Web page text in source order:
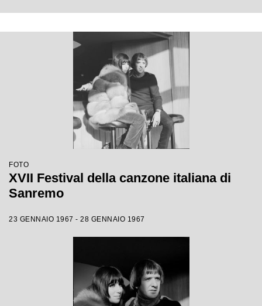
FOTO
XVII Festival della canzone italiana di
Sanremo
23 GENNAIO 1967 - 28 GENNAIO 1967